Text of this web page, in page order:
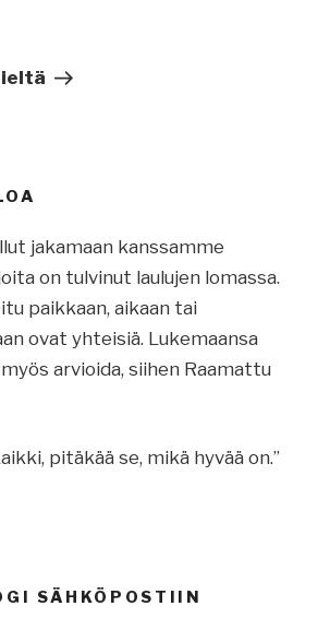
jakamaan kanssamme
on tulvinut laulujen lomassa.
paikkaan, aikaan tai
ovat yhteisiä. Lukemaansa
arvioida, siihen Raamattu
pitäkää se, mikä hyvää on.”
SÄHKÖPOSTIIN